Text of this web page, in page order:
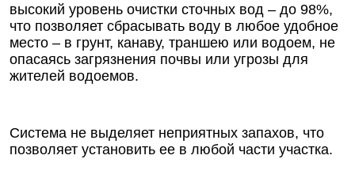
высокий уровень очистки сточных вод – до 98%,
что позволяет сбрасывать воду в любое удобное
место – в грунт, канаву, траншею или водоем, не
опасаясь загрязнения почвы или угрозы для
жителей водоемов.
Система не выделяет неприятных запахов, что
позволяет установить ее в любой части участка.